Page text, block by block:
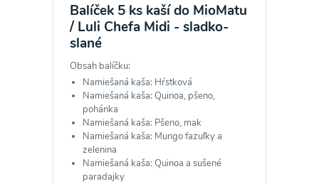
Balíček 5 ks kaší do MioMatu
/ Luli Chefa Midi - sladko-
slané
Obsah balíčku:
Namiešaná kaša: Hŕstková
Namiešaná kaša: Quinoa, pšeno,
pohánka
Namiešaná kaša: Pšeno, mak
Namiešaná kaša: Mungo fazuľky a
zelenina
Namiešaná kaša: Quinoa a sušené
paradajky